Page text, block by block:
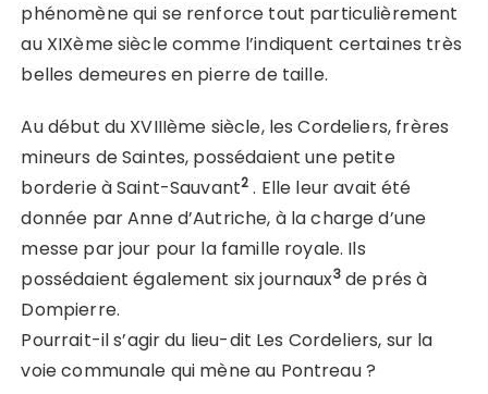
phénomène qui se renforce tout particulièrement
au XIXème siècle comme l’indiquent certaines très
belles demeures en pierre de taille.
Au début du XVIIIème siècle, les Cordeliers, frères
mineurs de Saintes, possédaient une petite
borderie à Saint-Sauvant2 . Elle leur avait été
donnée par Anne d’Autriche, à la charge d’une
messe par jour pour la famille royale. Ils
possédaient également six journaux3de prés à
Dompierre.
Pourrait-il s’agir du lieu-dit Les Cordeliers, sur la
voie communale qui mène au Pontreau ?